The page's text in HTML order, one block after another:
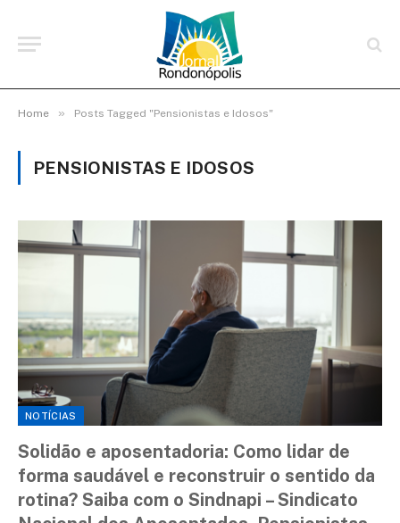
Home » Posts Tagged "Pensionistas e Idosos"
PENSIONISTAS E IDOSOS
NOTÍCIAS
Solidão e aposentadoria: Como lidar de
forma saudável e reconstruir o sentido da
rotina? Saiba com o Sindnapi – Sindicato